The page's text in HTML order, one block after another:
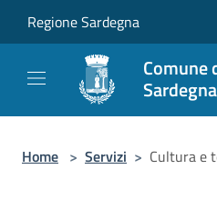
Regione Sardegna
Comune
Sardegna
Home > Servizi > Cultura e